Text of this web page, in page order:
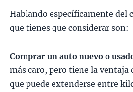
Hablando específicamente del
que tienes que considerar son:
Comprar un auto nuevo o
más caro, pero tiene la ventaja
que puede extenderse entre